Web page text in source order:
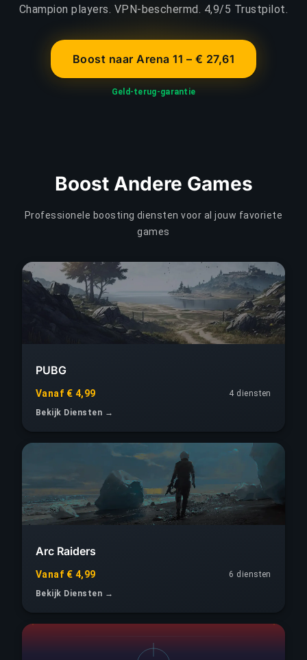
Champion players. VPN-beschermd. 4,9/5 Trustpilot.
Boost naar Arena 11 – € 27,61
Geld-terug-garantie
Boost Andere Games
Professionele boosting diensten voor al jouw favoriete
games
PUBG
Vanaf € 4,99
4 diensten
Bekijk Diensten →
Arc Raiders
Vanaf € 4,99
6 diensten
Bekijk Diensten →